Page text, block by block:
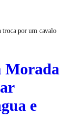
troca por um cavalo
Morada
e